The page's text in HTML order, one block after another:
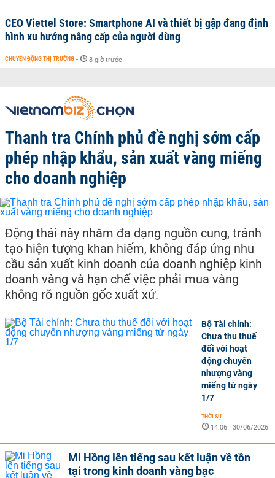
CEO Viettel Store: Smartphone AI và thiết bị gập đang định
hình xu hướng nâng cấp của người dùng
CHUYỂN ĐỘNG THỊ TRƯỜNG - 8 giờ trước
Thanh tra Chính phủ đề nghị sớm cấp
phép nhập khẩu, sản xuất vàng miếng
cho doanh nghiệp
Động thái này nhằm đa dạng nguồn cung, tránh
tạo hiện tượng khan hiếm, không đáp ứng nhu
cầu sản xuất kinh doanh của doanh nghiệp kinh
doanh vàng và hạn chế việc phải mua vàng
không rõ nguồn gốc xuất xứ.
Bộ Tài chính:
Chưa thu thuế
đối với hoạt
động chuyển
nhượng vàng
miếng từ ngày
1/7
THỜI SỰ -
14:06 | 30/06/2026
Mi Hồng lên tiếng sau kết luận về tồn
tại trong kinh doanh vàng bạc